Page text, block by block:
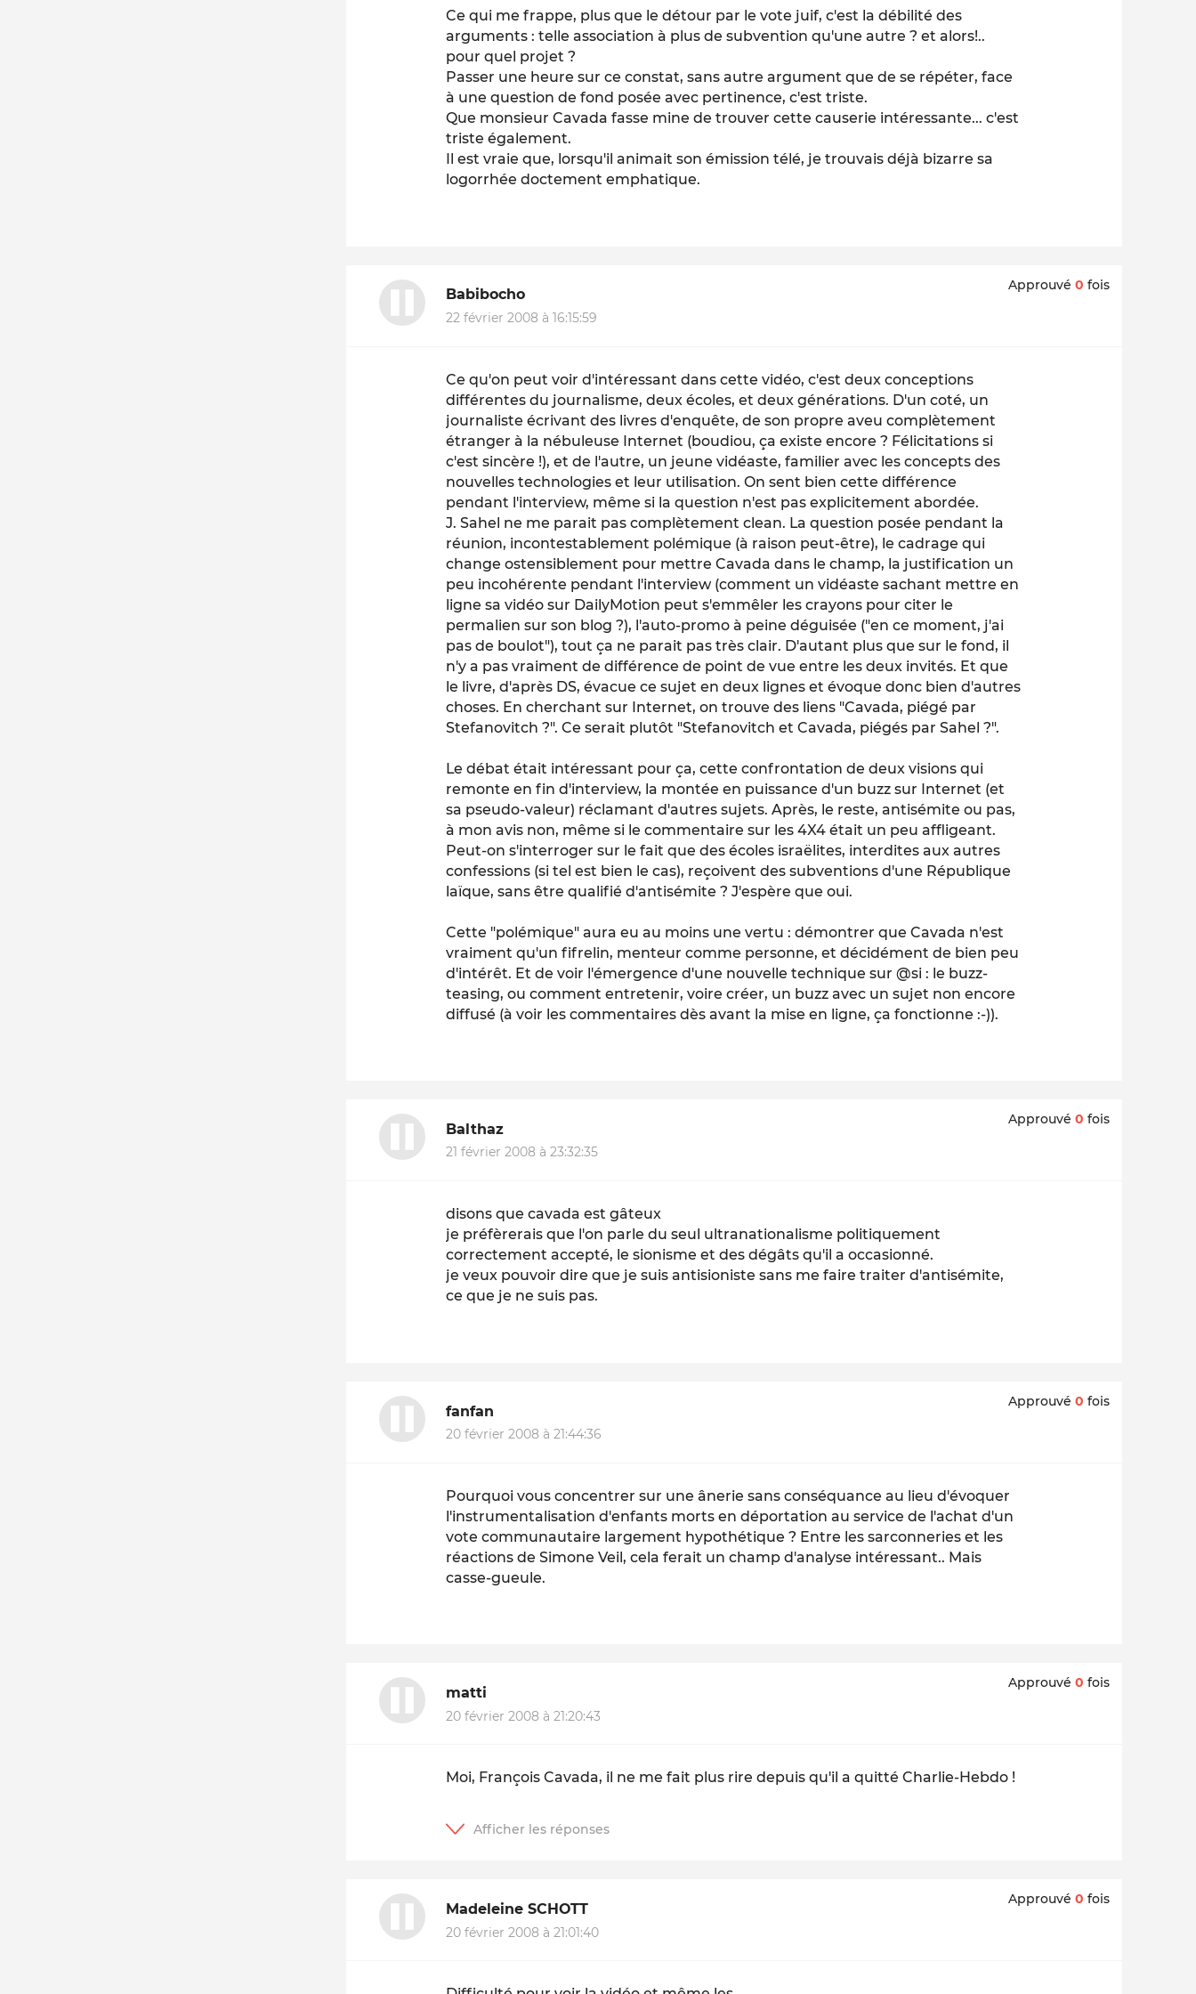
Ce qui me frappe, plus que le détour par le vote juif, c'est la débilité des
arguments : telle association à plus de subvention qu'une autre ? et alors!..
pour quel projet ?
Passer une heure sur ce constat, sans autre argument que de se répéter, face
à une question de fond posée avec pertinence, c'est triste.
Que monsieur Cavada fasse mine de trouver cette causerie intéressante... c'est
triste également.
Il est vraie que, lorsqu'il animait son émission télé, je trouvais déjà bizarre sa
logorrhée doctement emphatique.
Babibocho
22 février 2008 à 16:15:59
Approuvé 0 fois
Ce qu'on peut voir d'intéressant dans cette vidéo, c'est deux conceptions
différentes du journalisme, deux écoles, et deux générations. D'un coté, un
journaliste écrivant des livres d'enquête, de son propre aveu complètement
étranger à la nébuleuse Internet (boudiou, ça existe encore ? Félicitations si
c'est sincère !), et de l'autre, un jeune vidéaste, familier avec les concepts des
nouvelles technologies et leur utilisation. On sent bien cette différence
pendant l'interview, même si la question n'est pas explicitement abordée.
J. Sahel ne me parait pas complètement clean. La question posée pendant la
réunion, incontestablement polémique (à raison peut-être), le cadrage qui
change ostensiblement pour mettre Cavada dans le champ, la justification un
peu incohérente pendant l'interview (comment un vidéaste sachant mettre en
ligne sa vidéo sur DailyMotion peut s'emmêler les crayons pour citer le
permalien sur son blog ?), l'auto-promo à peine déguisée ("en ce moment, j'ai
pas de boulot"), tout ça ne parait pas très clair. D'autant plus que sur le fond, il
n'y a pas vraiment de différence de point de vue entre les deux invités. Et que
le livre, d'après DS, évacue ce sujet en deux lignes et évoque donc bien d'autres
choses. En cherchant sur Internet, on trouve des liens "Cavada, piégé par
Stefanovitch ?". Ce serait plutôt "Stefanovitch et Cavada, piégés par Sahel ?".
Le débat était intéressant pour ça, cette confrontation de deux visions qui
remonte en fin d'interview, la montée en puissance d'un buzz sur Internet (et
sa pseudo-valeur) réclamant d'autres sujets. Après, le reste, antisémite ou pas,
à mon avis non, même si le commentaire sur les 4X4 était un peu affligeant.
Peut-on s'interroger sur le fait que des écoles israëlites, interdites aux autres
confessions (si tel est bien le cas), reçoivent des subventions d'une République
laïque, sans être qualifié d'antisémite ? J'espère que oui.
Cette "polémique" aura eu au moins une vertu : démontrer que Cavada n'est
vraiment qu'un fifrelin, menteur comme personne, et décidément de bien peu
d'intérêt. Et de voir l'émergence d'une nouvelle technique sur @si : le buzz-
teasing, ou comment entretenir, voire créer, un buzz avec un sujet non encore
diffusé (à voir les commentaires dès avant la mise en ligne, ça fonctionne :-)).
Balthaz
21 février 2008 à 23:32:35
Approuvé 0 fois
disons que cavada est gâteux
je préfèrerais que l'on parle du seul ultranationalisme politiquement
correctement accepté, le sionisme et des dégâts qu'il a occasionné.
je veux pouvoir dire que je suis antisioniste sans me faire traiter d'antisémite,
ce que je ne suis pas.
fanfan
20 février 2008 à 21:44:36
Approuvé 0 fois
Pourquoi vous concentrer sur une ânerie sans conséquance au lieu d'évoquer
l'instrumentalisation d'enfants morts en déportation au service de l'achat d'un
vote communautaire largement hypothétique ? Entre les sarconneries et les
réactions de Simone Veil, cela ferait un champ d'analyse intéressant.. Mais
casse-gueule.
matti
20 février 2008 à 21:20:43
Approuvé 0 fois
Moi, François Cavada, il ne me fait plus rire depuis qu'il a quitté Charlie-Hebdo !
Madeleine SCHOTT
20 février 2008 à 21:01:40
Approuvé 0 fois